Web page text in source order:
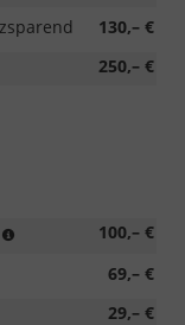
130,– €
250,– €
100,– €
69,– €
29,– €